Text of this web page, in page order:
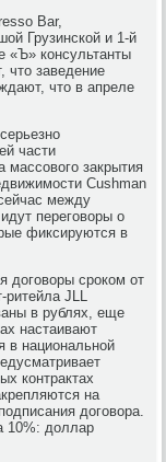
Bar,
Грузинской и 1-й
«Ъ» консультанты
что заведение
что в апреле
части
массового закрытия
Cushman
между
переговоры о
фиксируются в
договоры сроком от
JLL
в рублях, еще
настаивают
в национальной
контрактах
на
договора.
10%: доллар